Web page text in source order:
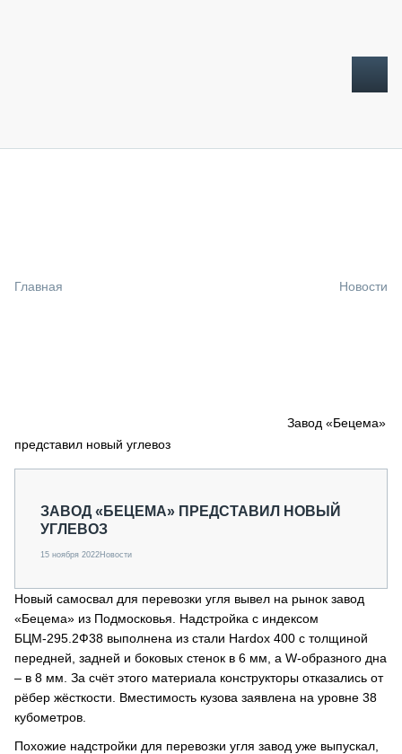
СПЕЦПРОЕКТЫ
О ПРОЕКТЕ
Главная Новости
Завод «Бецема»
представил новый углевоз
ЗАВОД «БЕЦЕМА» ПРЕДСТАВИЛ НОВЫЙ
УГЛЕВОЗ
15 ноября 2022Новости
Новый самосвал для перевозки угля вывел на рынок завод
«Бецема» из Подмосковья. Надстройка с индексом
БЦМ-295.2Ф38 выполнена из стали Hardox 400 с толщиной
передней, задней и боковых стенок в 6 мм, а W-образного дна
– в 8 мм. За счёт этого материала конструкторы отказались от
рёбер жёсткости. Вместимость кузова заявлена на уровне 38
кубометров.
Похожие надстройки для перевозки угля завод уже выпускал,